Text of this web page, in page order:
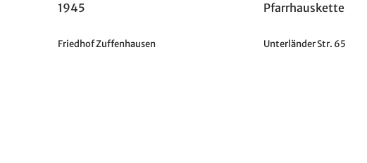
1945
Friedhof Zuffenhausen
Pfarrhauskette
Unterländer Str. 65